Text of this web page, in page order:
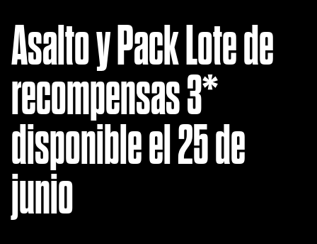
Asalto y Pack Lote de
recompensas 3*
disponible el 25 de
junio